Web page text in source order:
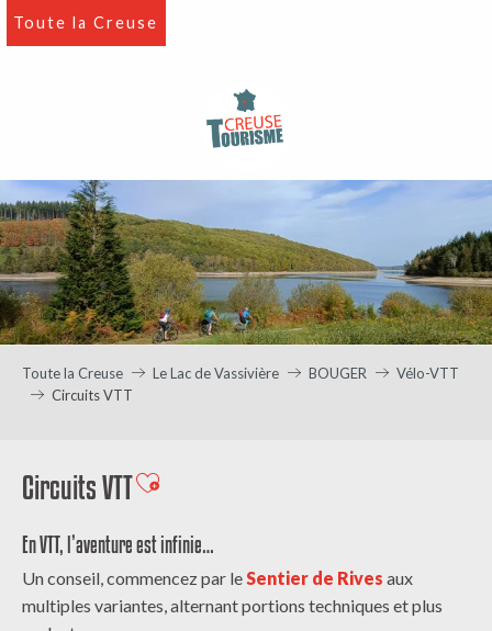
Aller
Toute la Creuse
Toute la Creuse Le Lac de Vassivière BOUGER
Vélo-VTT
Circuits VTT
Circuits VTTAjouter aux favoris
En VTT, l’aventure est infinie…
Un conseil, commencez par le Sentier de Rives aux
multiples variantes, alternant portions techniques et plus